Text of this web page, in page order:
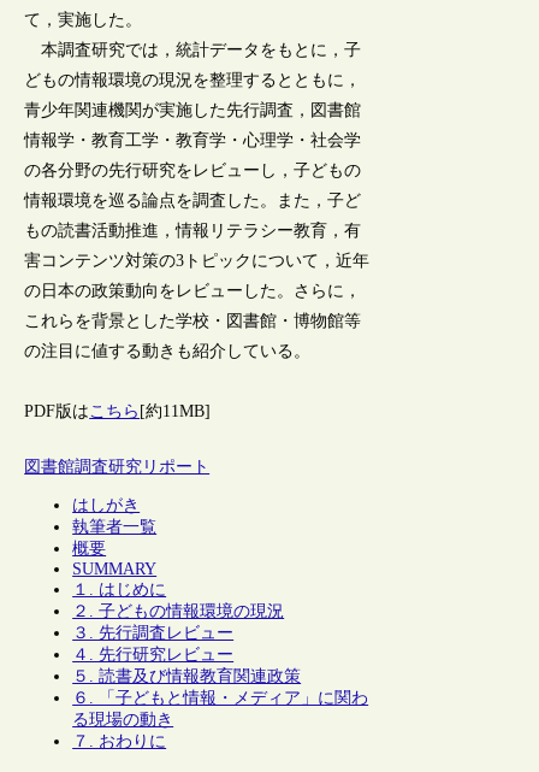
て，実施した。
本調査研究では，統計データをもとに，子
どもの情報環境の現況を整理するとともに，
青少年関連機関が実施した先行調査，図書館
情報学・教育工学・教育学・心理学・社会学
の各分野の先行研究をレビューし，子どもの
情報環境を巡る論点を調査した。また，子ど
もの読書活動推進，情報リテラシー教育，有
害コンテンツ対策の3トピックについて，近年
の日本の政策動向をレビューした。さらに，
これらを背景とした学校・図書館・博物館等
の注目に値する動きも紹介している。
PDF版はこちら [約11MB]
図書館調査研究リポート
はしがき
執筆者一覧
概要
SUMMARY
１. はじめに
２. 子どもの情報環境の現況
３. 先行調査レビュー
４. 先行研究レビュー
５. 読書及び情報教育関連政策
６. 「子どもと情報・メディア」に関わ
る現場の動き
７. おわりに